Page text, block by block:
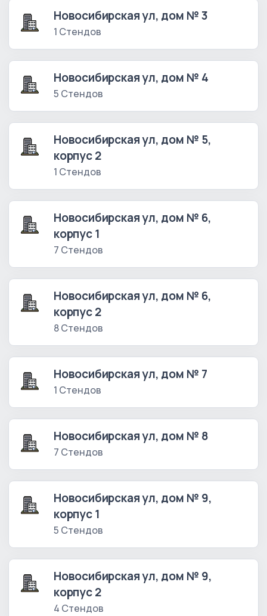
Новосибирская ул, дом № 3
1 Стендов
Новосибирская ул, дом № 4
5 Стендов
Новосибирская ул, дом № 5,
корпус 2
1 Стендов
Новосибирская ул, дом № 6,
корпус 1
7 Стендов
Новосибирская ул, дом № 6,
корпус 2
8 Стендов
Новосибирская ул, дом № 7
1 Стендов
Новосибирская ул, дом № 8
7 Стендов
Новосибирская ул, дом № 9,
корпус 1
5 Стендов
Новосибирская ул, дом № 9,
корпус 2
4 Стендов